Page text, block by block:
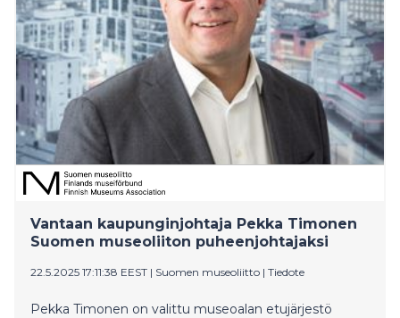
näyttely on Jyväskylän yliopiston Luontomuseossa
Harjulla.
Vantaan kaupunginjohtaja Pekka Timonen
Suomen museoliiton puheenjohtajaksi
22.5.2025 17:11:38 EEST | Suomen museoliitto | Tiedote
Pekka Timonen on valittu museoalan etujärjestö